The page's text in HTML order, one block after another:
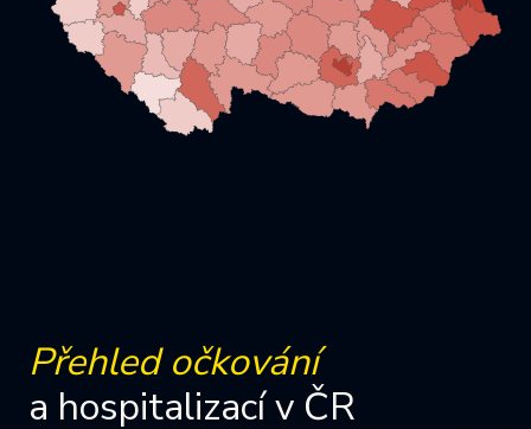
Přehled očkování
a hospitalizací v ČR